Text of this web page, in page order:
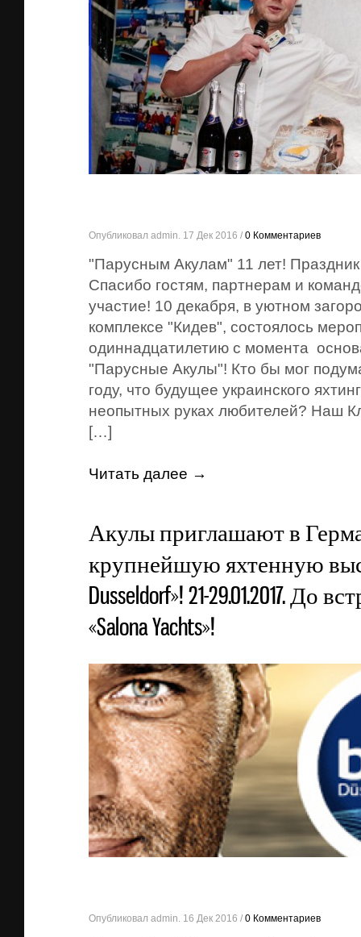
Опубликовал admin. 17 Дек 2016 / 0 Комментариев
"Парусным Акулам" 11 лет! Праздник
Спасибо гостям, партнерам и
участие! 10 декабря, в уютном
комплексе "Кидев", состоялось
одиннадцатилетию с момента
"Парусные Акулы"! Кто бы мог
году, что будущее украинского
неопытных руках любителей? Наш
[…]
Читать далее →
Акулы приглашают в
крупнейшую яхтенную
Dusseldorf»! 21-29.01.2017. До
«Salona Yachts»!
Опубликовал admin. 16 Дек 2016 / 0 Комментариев